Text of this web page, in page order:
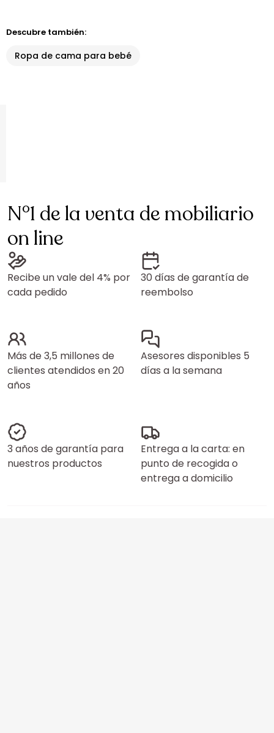
Descubre también:
Ropa de cama para bebé
N°1 de la venta de mobiliario
on line
Recibe un vale del 4% por
cada pedido
30 días de garantía de
reembolso
Más de 3,5 millones de
clientes atendidos en 20
años
Asesores disponibles 5
días a la semana
3 años de garantía para
nuestros productos
Entrega a la carta: en
punto de recogida o
entrega a domicilio